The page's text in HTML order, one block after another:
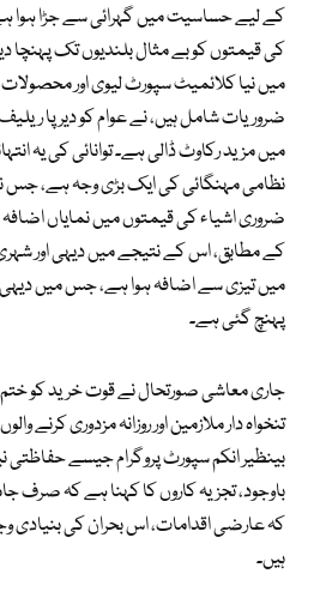
کے لیے حساسیت میں گہرائی سے جڑا ہوا
کی قیمتوں کو بے مثال بلندیوں تک پہنچا
میں نیا کلائمیٹ سپورٹ لیوی اور
ضروریات شامل ہیں، نے عوام کو دیرپا
میں مزید رکاوٹ ڈالی ہے۔ توانائی کی یہ
نظامی مہنگائی کی ایک بڑی وجہ ہے، جس
ضروری اشیاء کی قیمتوں میں نمایاں
کے مطابق، اس کے نتیجے میں دیہی اور
پہنچ گئی ہے۔
جاری معاشی صورتحال نے قوت خرید کو
تنخواہ دار ملازمین اور روزانہ مزدوری کرنے
بینظیر انکم سپورٹ پروگرام جیسے
باوجود، تجزیہ کاروں کا کہنا ہے کہ صرف
کہ عارضی اقدامات، اس بحران کی بنیادی
ہیں۔